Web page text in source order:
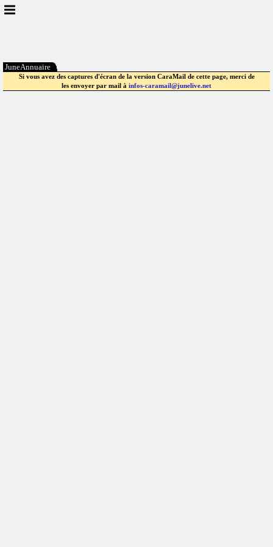
JuneAnnuaire
Si vous avez des captures d'écran de la version CaraMail de cette page, merci de
les envoyer par mail à infos-caramail@junelive.net